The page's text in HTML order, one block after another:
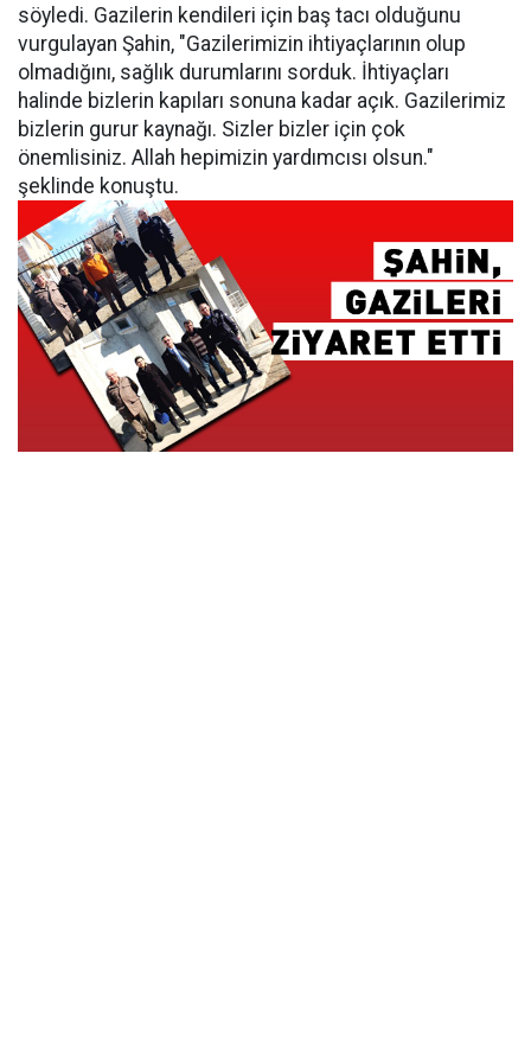
söyledi. Gazilerin kendileri için baş tacı olduğunu
vurgulayan Şahin, "Gazilerimizin ihtiyaçlarının olup
olmadığını, sağlık durumlarını sorduk. İhtiyaçları
halinde bizlerin kapıları sonuna kadar açık. Gazilerimiz
bizlerin gurur kaynağı. Sizler bizler için çok
önemlisiniz. Allah hepimizin yardımcısı olsun."
şeklinde konuştu.